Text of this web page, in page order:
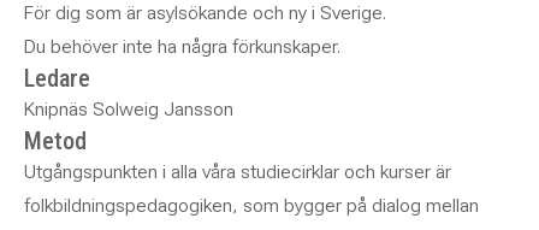
För dig som är asylsökande och ny i Sverige.
Du behöver inte ha några förkunskaper.
Ledare
Knipnäs Solweig Jansson
Metod
Utgångspunkten i alla våra studiecirklar och kurser är
folkbildningspedagogiken, som bygger på dialog mellan